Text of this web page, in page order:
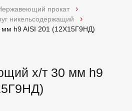
прокат
никельсодержащий
h9 AISI 201 (12Х15Г9НД)
х/т 30 мм h9